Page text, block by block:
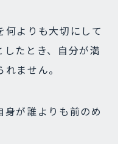
何よりも大切にして
たとき、自分が満
ません。
が誰よりも前のめ